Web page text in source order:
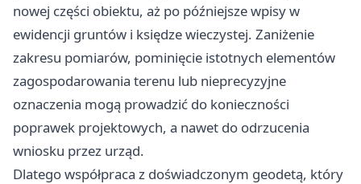
nowej części obiektu, aż po późniejsze wpisy w
ewidencji gruntów i księdze wieczystej. Zaniżenie
zakresu pomiarów, pominięcie istotnych elementów
zagospodarowania terenu lub nieprecyzyjne
oznaczenia mogą prowadzić do konieczności
poprawek projektowych, a nawet do odrzucenia
wniosku przez urząd.
Dlatego współpraca z doświadczonym geodetą, który